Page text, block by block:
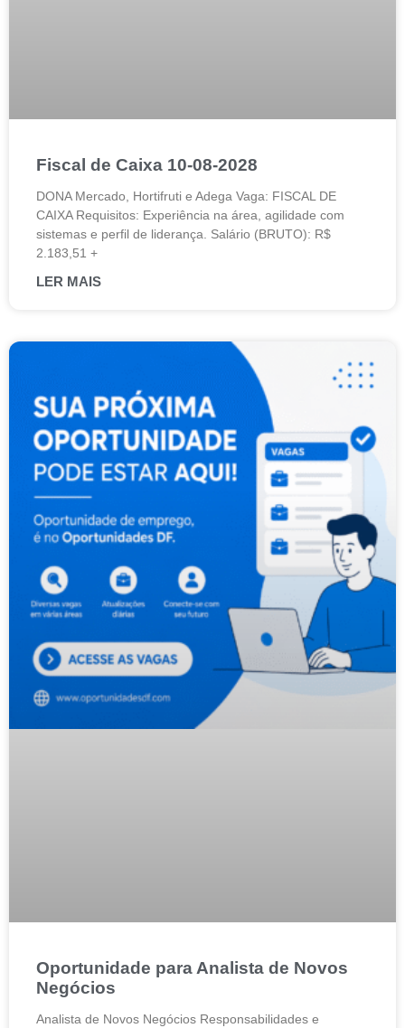
Fiscal de Caixa 10-08-2028
DONA Mercado, Hortifruti e Adega Vaga: FISCAL DE
CAIXA Requisitos: Experiência na área, agilidade com
sistemas e perfil de liderança. Salário (BRUTO): R$
2.183,51 +
LER MAIS
Oportunidade para Analista de Novos
Negócios
Analista de Novos Negócios Responsabilidades e